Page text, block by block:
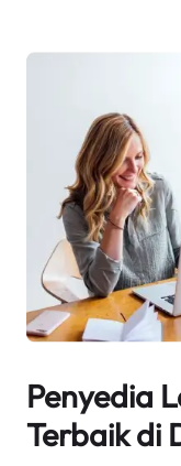
Penyedia
Terbaik di